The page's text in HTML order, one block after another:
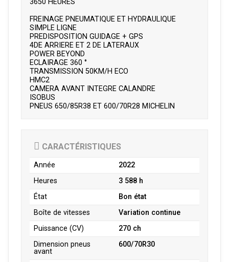
FREINAGE PNEUMATIQUE ET HYDRAULIQUE
SIMPLE LIGNE
PREDISPOSITION GUIDAGE + GPS
4DE ARRIERE ET 2 DE LATERAUX
POWER BEYOND
ECLAIRAGE 360 °
TRANSMISSION 50KM/H ECO
HMC2
CAMERA AVANT INTEGRE CALANDRE
ISOBUS
PNEUS 650/85R38 ET 600/70R28 MICHELIN
CARACTÉRISTIQUES
Année
2022
Heures
3 588 h
État
Bon état
Boîte de vitesses
Variation continue
Puissance (CV)
270 ch
Dimension pneus
avant
600/70R30